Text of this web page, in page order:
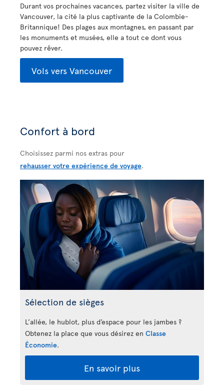
Durant vos prochaines vacances, partez visiter la ville de
Vancouver, la cité la plus captivante de la Colombie-
Britannique! Des plages aux montagnes, en passant par
les monuments et musées, elle a tout ce dont vous
pouvez rêver.
Vols vers Vancouver
Confort à bord
Choisissez parmi nos extras pour
rehausser votre expérience de voyage.
Sélection de sièges
L’allée, le hublot, plus d’espace pour les jambes ?
Obtenez la place que vous désirez en Classe
Économie.
En savoir plus